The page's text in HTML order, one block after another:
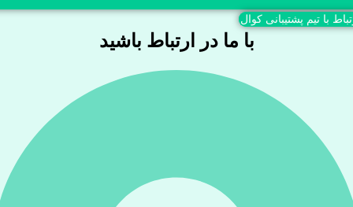
با تیم پشتیبانی کوال
با ما در ارتباط باشید